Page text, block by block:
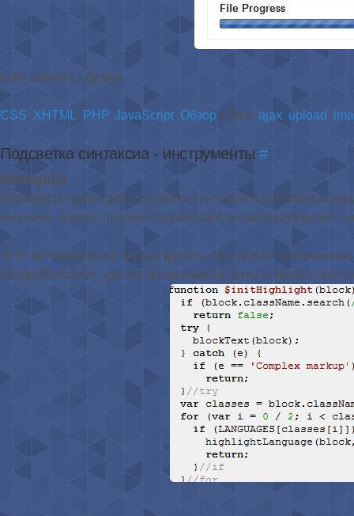
сайт скрипта / Демка
CSS, XHTML , PHP, JavaScript, Обзор / Теги: ajax, upload,
Подсветка синтаксиа - инструменты#
Highlight.js
Highlight.js нужен для подсветки синтаксиса в примерах
им очень просто, потому что работает он автоматически:
Этот автоматизм не только удобен, но и делает
вроде Markdown, где нет возможности легко и просто